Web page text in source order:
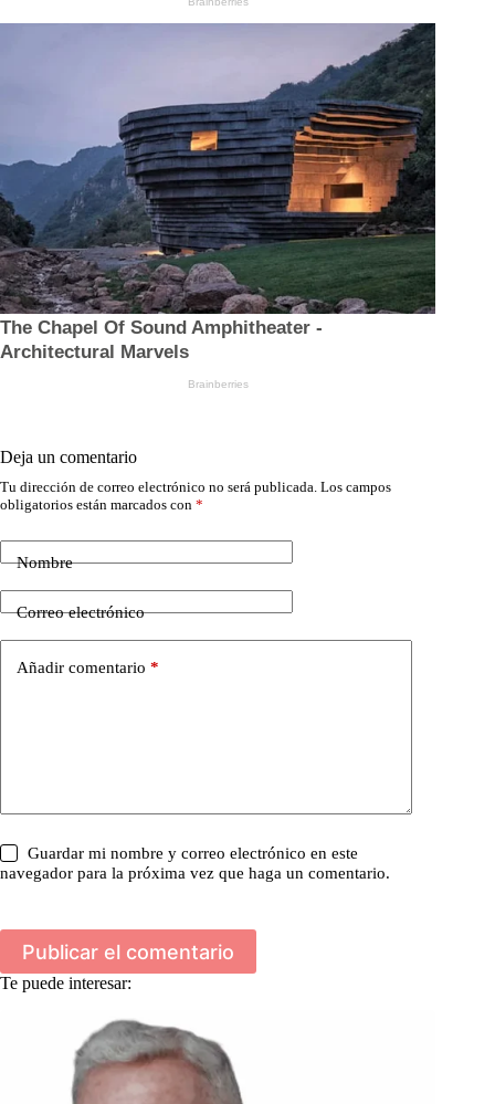
Deja un comentario
Tu dirección de correo electrónico no será publicada. Los campos
obligatorios están marcados con *
Nombre
Correo electrónico
Añadir comentario *
Guardar mi nombre y correo electrónico en este
navegador para la próxima vez que haga un comentario.
Publicar el comentario
Te puede interesar: